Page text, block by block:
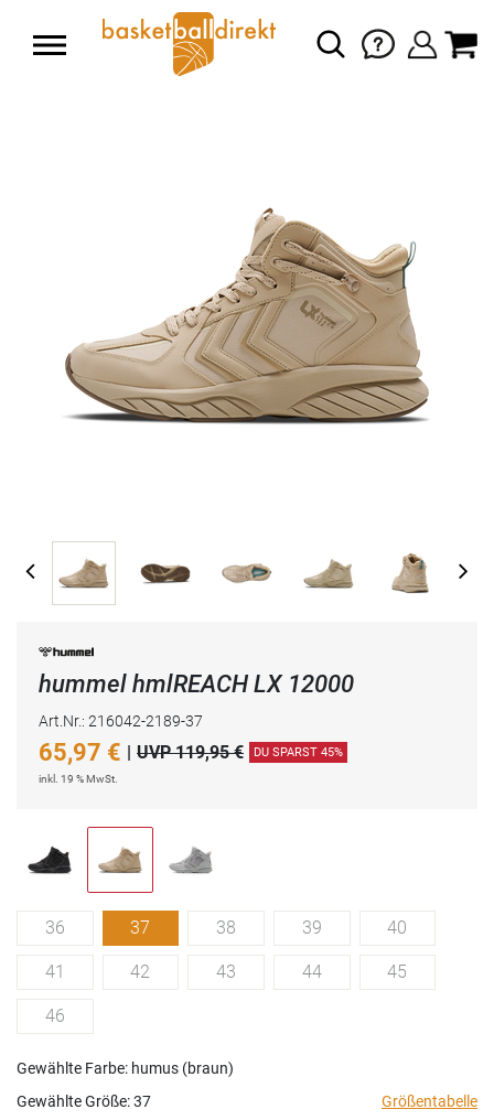
hummel hmlREACH LX 12000
Art.Nr.: 216042-2189-37
65,97 € | UVP 119,95 € DU SPARST 45%
inkl. 19 % MwSt.
36 37 38 39 40
41 42 43 44 45
46
Gewählte Farbe: humus (braun)
Gewählte Größe:37 Größentabelle